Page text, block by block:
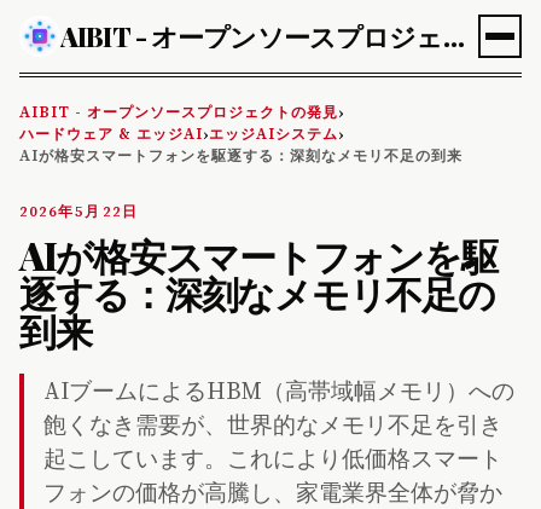
AIBIT - オープンソースプロジェクトの発見
AIBIT - オープンソースプロジェクトの発見›
ハードウェア & エッジAI›エッジAIシステム›
AIが格安スマートフォンを駆逐する：深刻なメモリ不足の到来
2026年5月22日
AIが格安スマートフォンを駆
逐する：深刻なメモリ不足の
到来
AIブームによるHBM（高帯域幅メモリ）への
飽くなき需要が、世界的なメモリ不足を引き
起こしています。これにより低価格スマート
フォンの価格が高騰し、家電業界全体が脅か